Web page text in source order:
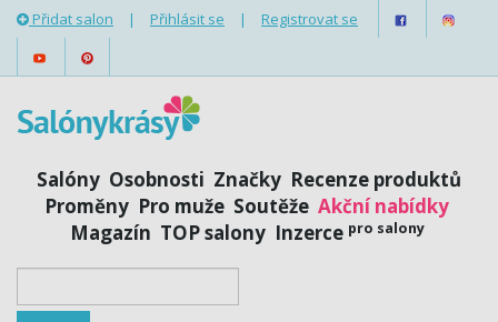
Přidat salon | Přihlásit se | Registrovat se
Salóny Osobnosti Značky Recenze produktů
Proměny Pro muže Soutěže Akční nabídky
Magazín TOP salony Inzerce pro salony